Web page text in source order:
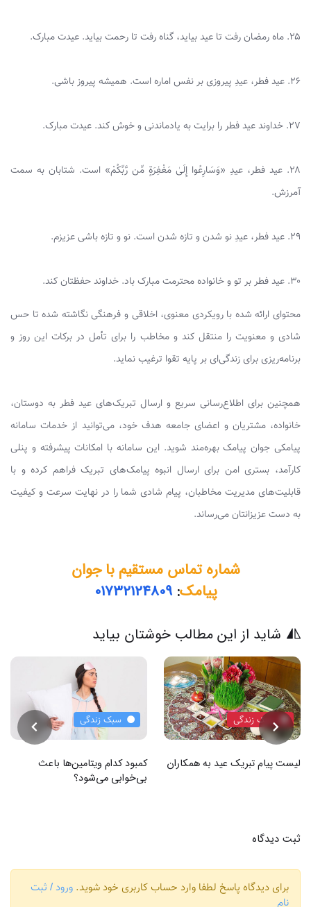
۲۵. ماه رمضان رفت تا عید بیاید، گناه رفت تا رحمت بیاید. عیدت مبارک.
۲۶. عید فطر، عیدِ پیروزی بر نفس اماره است. همیشه پیروز باشی.
۲۷. خداوند عید فطر را برایت به یادماندنی و خوش کند. عیدت مبارک.
۲۸. عید فطر، عیدِ «وَسَارِعُوا إِلَىٰ مَغْفِرَةٍ مِّن رَّبِّكُمْ» است. شتابان به سمت
آمرزش.
۲۹. عید فطر، عیدِ نو شدن و تازه شدن است. نو و تازه باشی عزیزم.
۳۰. عید فطر بر تو و خانواده محترمت مبارک باد. خداوند حفظتان کند.
محتوای ارائه شده با رویکردی معنوی، اخلاقی و فرهنگی نگاشته شده تا حس
شادی و معنویت را منتقل کند و مخاطب را برای تأمل در برکات این روز و
برنامه‌ریزی برای زندگی‌ای بر پایه تقوا ترغیب نماید.
همچنین برای اطلاع‌رسانی سریع و ارسال تبریک‌های عید فطر به دوستان،
خانواده، مشتریان و اعضای جامعه هدف خود، می‌توانید از خدمات سامانه
پیامکی جوان پیامک بهره‌مند شوید. این سامانه با امکانات پیشرفته و پنلی
کارآمد، بستری امن برای ارسال انبوه پیامک‌های تبریک فراهم کرده و با
قابلیت‌های مدیریت مخاطبان، پیام شادی شما را در نهایت سرعت و کیفیت
به دست عزیزانتان می‌رساند.
شماره تماس مستقیم با جوان
پیامک:
01732124809
شاید از این مطالب خوشتان بیاید
سبک زندگی
لیست پیام تبریک عید به همکاران
سبک زندگی
کمبود کدام ویتامین‌ها باعث
بی‌خوابی می‌شود؟
ثبت دیدگاه
برای دیدگاه پاسخ لطفا وارد حساب کاربری خود شوید. ورود / ثبت
نام